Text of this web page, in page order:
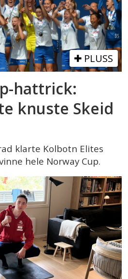
PLUSS
hattrick:
knuste Skeid
klarte Kolbotn Elites
hele Norway Cup.